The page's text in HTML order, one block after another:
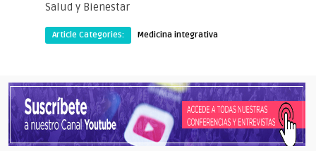
Salud y Bienestar
Article Categories: Medicina integrativa